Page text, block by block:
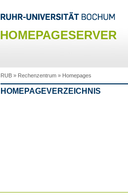
HOMEPAGESERVER
RUB» Rechenzentrum» Homepages
HOMEPAGEVERZEICHNIS